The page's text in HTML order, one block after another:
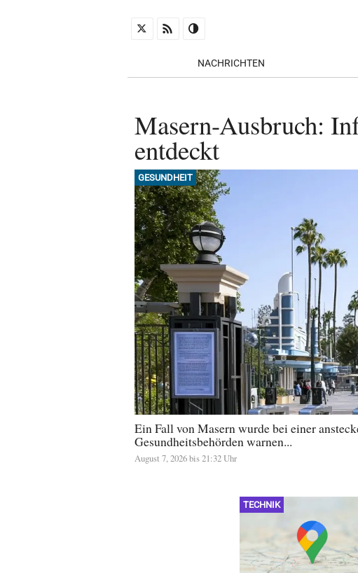
NACHRICHTEN
Masern-Ausbruch:
entdeckt
GESUNDHEIT
Ein Fall von Masern wurde bei einer
Gesundheitsbehörden warnen...
August 7, 2026 bis 21:32 Uhr
TECHNIK